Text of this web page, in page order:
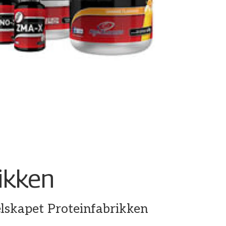
Proteinfabrikken